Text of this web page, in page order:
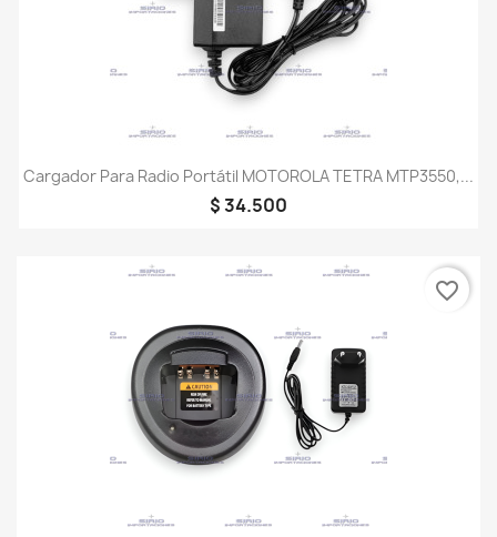
Cargador Para Radio Portátil MOTOROLA TETRA MTP3550,...
$ 34.500
favorite_border